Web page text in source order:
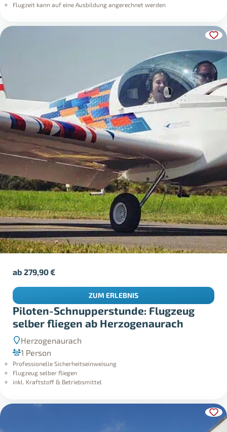
Flugzeit kann auf eine Ausbildung angerechnet werden
Piloten-Schnupperstunde: Flugzeug
selber fliegen ab Herzogenaurach
Herzogenaurach
1 Person
Professionelle Sicherheitseinweisung
Flugzeug selber fliegen
inkl. Kraftstoff & Betriebsmittel
ab279,90€
ZUM ERLEBNIS